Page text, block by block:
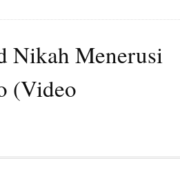
Nikah Menerusi
(Video